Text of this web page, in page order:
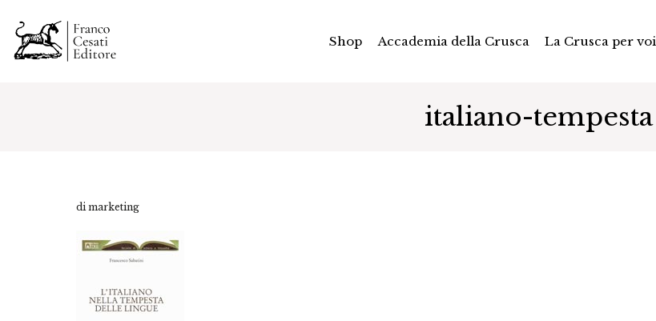
Shop Accademia della Crusca La Crusca per voi
italiano-tempesta
di marketing